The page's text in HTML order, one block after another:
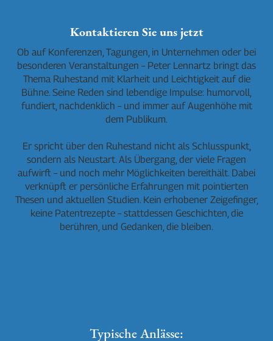
Kontaktieren Sie uns jetzt
Ob auf Konferenzen, Tagungen, in Unternehmen oder bei
besonderen Veranstaltungen – Peter Lennartz bringt das
Thema Ruhestand mit Klarheit und Leichtigkeit auf die
Bühne. Seine Reden sind lebendige Impulse: humorvoll,
fundiert, nachdenklich – und immer auf Augenhöhe mit
dem Publikum.
Er spricht über den Ruhestand nicht als Schlusspunkt,
sondern als Neustart. Als Übergang, der viele Fragen
aufwirft – und noch mehr Möglichkeiten bereithält. Dabei
verknüpft er persönliche Erfahrungen mit pointierten
Thesen und aktuellen Studien. Kein erhobener Zeigefinger,
keine Patentrezepte – stattdessen Geschichten, die
berühren, und Gedanken, die bleiben.
Typische Anlässe: